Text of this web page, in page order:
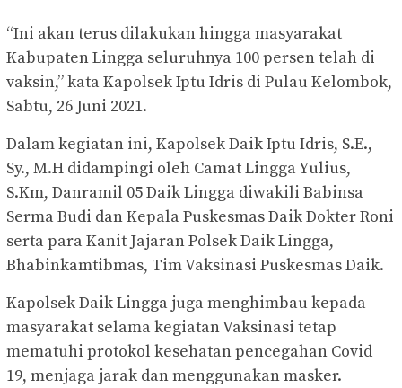
“Ini akan terus dilakukan hingga masyarakat
Kabupaten Lingga seluruhnya 100 persen telah di
vaksin,” kata Kapolsek Iptu Idris di Pulau Kelombok,
Sabtu, 26 Juni 2021.
Dalam kegiatan ini, Kapolsek Daik Iptu Idris, S.E.,
Sy., M.H didampingi oleh Camat Lingga Yulius,
S.Km, Danramil 05 Daik Lingga diwakili Babinsa
Serma Budi dan Kepala Puskesmas Daik Dokter Roni
serta para Kanit Jajaran Polsek Daik Lingga,
Bhabinkamtibmas, Tim Vaksinasi Puskesmas Daik.
Kapolsek Daik Lingga juga menghimbau kepada
masyarakat selama kegiatan Vaksinasi tetap
mematuhi protokol kesehatan pencegahan Covid
19, menjaga jarak dan menggunakan masker.